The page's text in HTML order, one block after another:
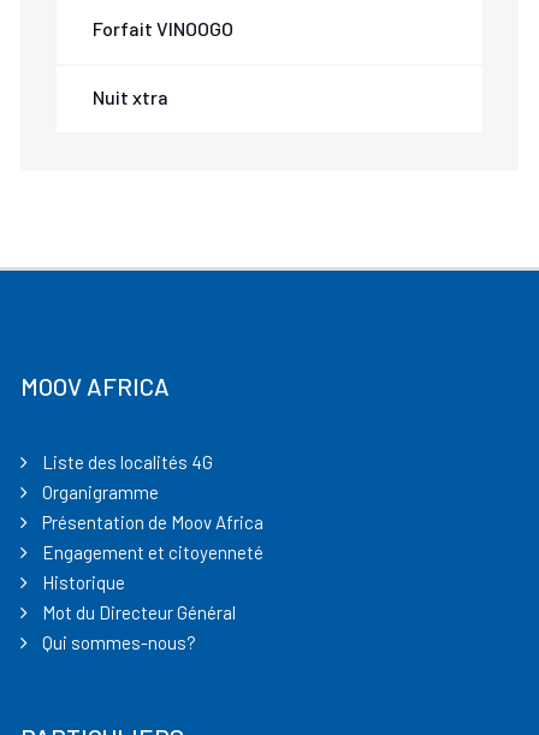
Forfait VINOOGO
Nuit xtra
MOOV AFRICA
Liste des localités 4G
Organigramme
Présentation de Moov Africa
Engagement et citoyenneté
Historique
Mot du Directeur Général
Qui sommes-nous?